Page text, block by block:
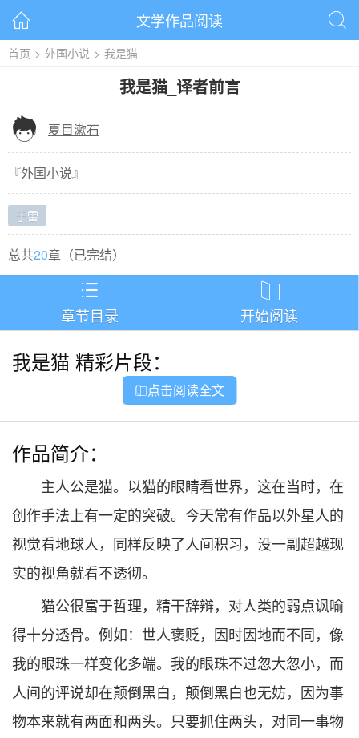
 文学作品阅读 
首页 > 外国小说 > 我是猫
我是猫_ 译者前言
 夏目漱石
『外国小说』
于雷
总共20章（已完结）

章节目录

开始阅读
我是猫 精彩片段：
点击阅读全文
作品简介：
主人公是猫。以猫的眼睛看世界，这在当时，在
创作手法上有一定的突破。今天常有作品以外星人的
视觉看地球人，同样反映了人间积习，没一副超越现
实的视角就看不透彻。
猫公很富于哲理，精干辞辩，对人类的弱点讽喻
得十分透骨。例如：世人褒贬，因时因地而不同，像
我的眼珠一样变化多端。我的眼珠不过忽大忽小，而
人间的评说却在颠倒黑白，颠倒黑白也无妨，因为事
物本来就有两面和两头。只要抓住两头，对同一事物